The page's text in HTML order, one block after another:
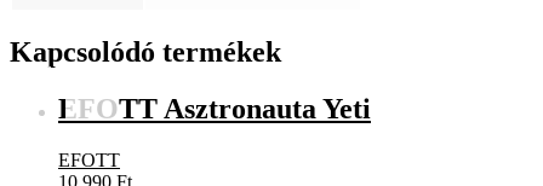
Kapcsolódó termékek
EFOTT Asztronauta Yeti
EFOTT
10 990 Ft